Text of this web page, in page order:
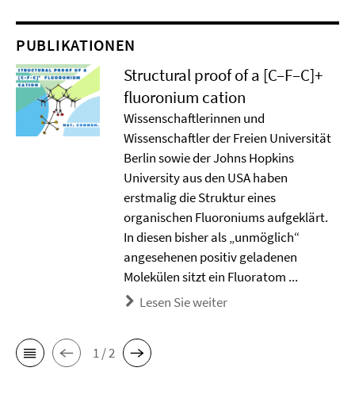
PUBLIKATIONEN
Structural proof of a [C–F–C]+
ﬂuoronium cation
Wissenschaftlerinnen und
Wissenschaftler der Freien Universität
Berlin sowie der Johns Hopkins
University aus den USA haben
erstmalig die Struktur eines
organischen Fluoroniums aufgeklärt.
In diesen bisher als „unmöglich“
angesehenen positiv geladenen
Molekülen sitzt ein Fluoratom ...
Lesen Sie weiter
1 / 2